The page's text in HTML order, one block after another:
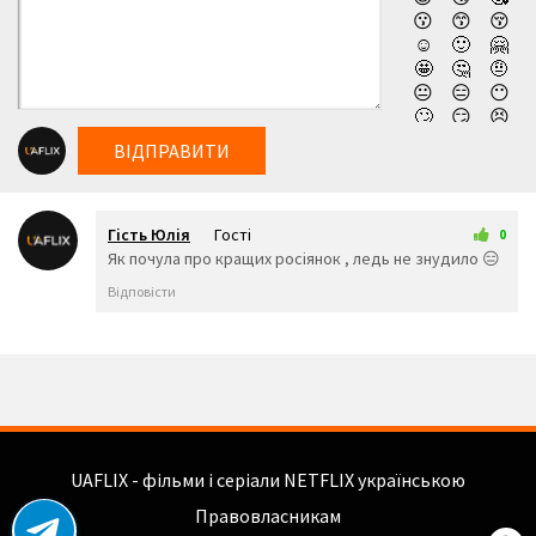
українською онлайн, абсолютно безкоштовно та у
😗
😙
😚
☺️
🙂
🤗
🤩
🤔
🤨
😐
😑
😶
🙄
😏
😣
😔
😕
🙃
🤑
🥶
😳
🤪
🤬
😷
🤠
ВІДПРАВИТИ
Гість Юлія
Гості
1 трав 2026 06:04
0
Як почула про кращих росіянок , ледь не знудило 😑
Відповісти
UAFLIX - фільми і серіали NETFLIX українською
Правовласникам